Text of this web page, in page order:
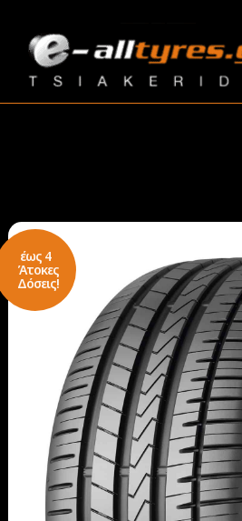
έως 4
Άτοκες
Δόσεις!